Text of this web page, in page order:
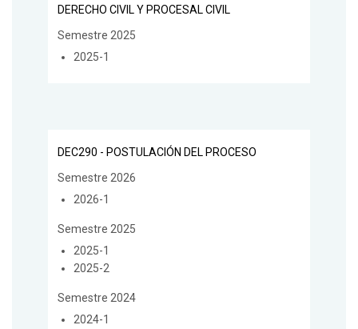
DERECHO CIVIL Y PROCESAL CIVIL
Semestre 2025
2025-1
DEC290 - POSTULACIÓN DEL PROCESO
Semestre 2026
2026-1
Semestre 2025
2025-1
2025-2
Semestre 2024
2024-1